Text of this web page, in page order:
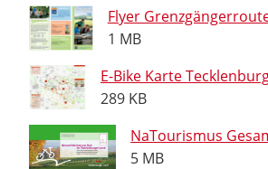
Flyer
1 MB
E-Bike Karte
289 KB
NaTourismus
5 MB